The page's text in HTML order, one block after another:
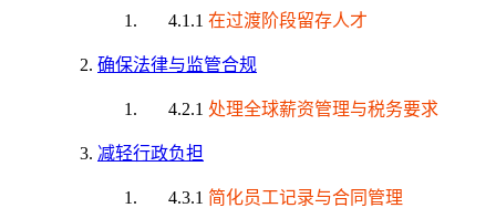
4.1.1 在过渡阶段留存人才
确保法律与监管合规
4.2.1 处理全球薪资管理与税务要求
减轻行政负担
4.3.1 简化员工记录与合同管理